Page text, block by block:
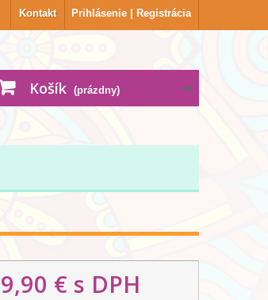
Prihlásenie | Registrácia
Kontakt
Košík (prázdny)
9,90 € s DPH